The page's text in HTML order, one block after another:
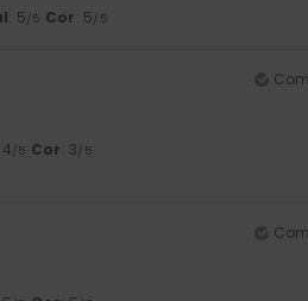
: 5/5 Cor: 5/5
/5 Cor: 3/5